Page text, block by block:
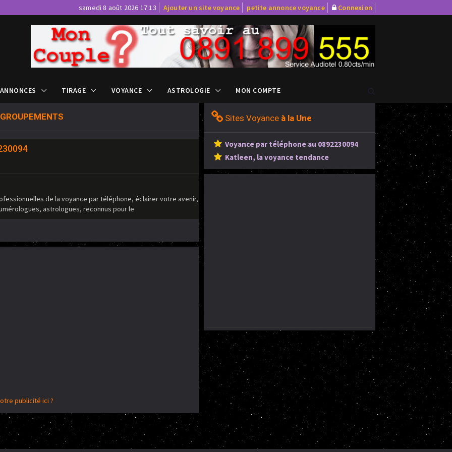
samedi 8 août 2026 17:13 Ajouter un site voyance petite annonce voyance Connexion
TIRAGE VOYANCE ASTROLOGIE MON COMPTE
de la voyance par téléphone, éclairer votre avenir,
astrologues, reconnus pour le
publicité ici ?
Sites Voyance à la Une
Voyance par téléphone au 0892230094
Katleen, la voyance tendance